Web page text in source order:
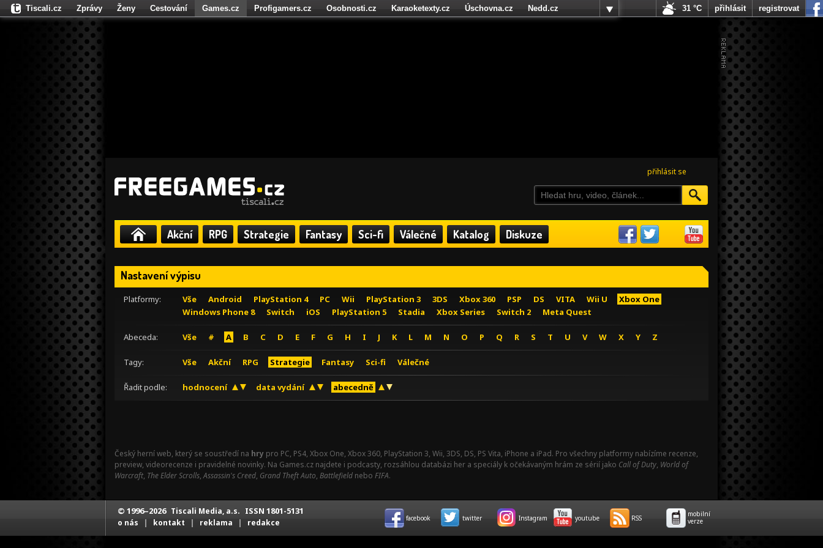
přihlásit se
Akční RPG Strategie Fantasy Sci-fi Válečné Katalog Diskuze
Nastavení výpisu
Platformy: Vše Android PlayStation 4 PC Wii PlayStation 3 3DS Xbox 360 PSP DS VITA Wii U
Xbox One
Windows Phone 8
Switch iOS PlayStation 5 Stadia Xbox Series Switch 2 Meta Quest
Abeceda: Vše # A B C D E F G H I J K L M N O P Q R S T U V W X Y Z
Tagy: Vše Akční RPG Strategie Fantasy Sci-fi Válečné
Řadit podle: hodnocení data vydání abecedně
Český herní web, který se soustředí na hry pro PC, PS4, Xbox One, Xbox 360, PlayStation 3, Wii, 3DS, DS, PS Vita, iPhone a iPad. Pro všechny platformy nabízíme recenze,
preview, videorecenze i pravidelné novinky. Na Games.cz najdete i podcasty, rozsáhlou databázi her a speciály k očekávaným hrám ze sérií jako Call of Duty, World of
Warcraft, The Elder Scrolls,Assassin's Creed, Grand Theft Auto, Battlefield nebo FIFA.
Tiscali.cz Zprávy Ženy Cestování Games.cz Profigamers.cz Osobnosti.cz Karaoketexty.cz Úschovna.cz
Nedd.cz
Fights.cz
31 °C přihlásit registrovat
© 1996–2026 Tiscali Media, a.s. ISSN 1801-5131
o nás | kontakt | reklama | redakce facebook twitter Instagram youtube RSS
mobilní
verze